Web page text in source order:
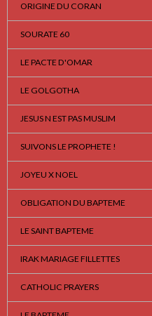
ORIGINE DU CORAN
SOURATE 60
LE PACTE D'OMAR
LE GOLGOTHA
JESUS N EST PAS MUSLIM
SUIVONS LE PROPHETE !
JOYEU X NOEL
OBLIGATION DU BAPTEME
LE SAINT BAPTEME
IRAK MARIAGE FILLETTES
CATHOLIC PRAYERS